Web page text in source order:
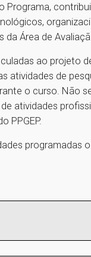
Área de
ao projeto
atividades de
o curso. Não
atividades
PPGEP.
programadas